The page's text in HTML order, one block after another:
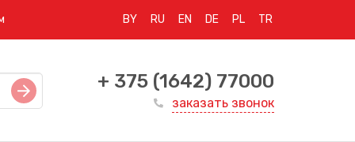
BY RU EN DE PL TR
+ 375 (1642) 77000
заказать звонок